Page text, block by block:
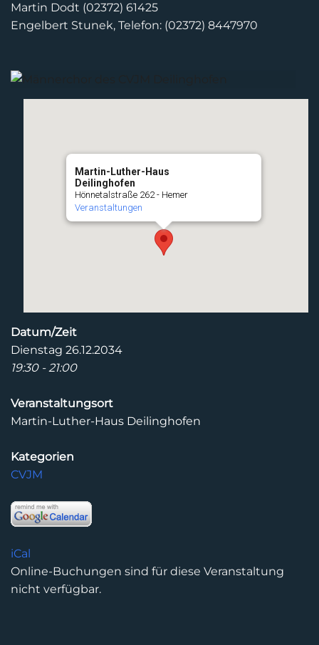
Martin Dodt (02372) 61425
Engelbert Stunek, Telefon: (02372) 8447970
Martin-Luther-Haus
Deilinghofen
Hönnetalstraße 262 - Hemer
Veranstaltungen
Datum/Zeit
Dienstag 26.12.2034
19:30 - 21:00
Veranstaltungsort
Martin-Luther-Haus Deilinghofen
Kategorien
CVJM
iCal
Online-Buchungen sind für diese Veranstaltung
nicht verfügbar.